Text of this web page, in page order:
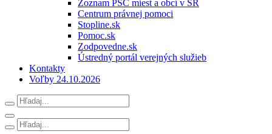
Zoznam PSČ miest a obcí v SR
Centrum právnej pomoci
Stopline.sk
Pomoc.sk
Zodpovedne.sk
Ústredný portál verejných služieb
Kontakty
Voľby 24.10.2026